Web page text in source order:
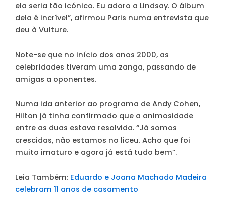
ela seria tão icónico. Eu adoro a Lindsay. O álbum
dela é incrível”, afirmou Paris numa entrevista que
deu à Vulture.
Note-se que no início dos anos 2000, as
celebridades tiveram uma zanga, passando de
amigas a oponentes.
Numa ida anterior ao programa de Andy Cohen,
Hilton já tinha confirmado que a animosidade
entre as duas estava resolvida. “Já somos
crescidas, não estamos no liceu. Acho que foi
muito imaturo e agora já está tudo bem”.
Leia Também: Eduardo e Joana Machado Madeira
celebram 11 anos de casamento